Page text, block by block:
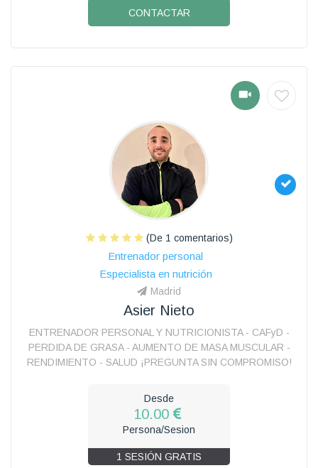
CONTACTAR
(De 1 comentarios)
Entrenador personal
Especialista en nutrición
Madrid
Asier Nieto
ENTRENADOR PERSONAL Y NUTRICIONISTA - CAFyD -
PERDIDA DE GRASA - AUMENTO DE MASA MUSCULAR -
RENDIMIENTO - SALUD ¡PREGUNTA SIN COMPROMISO!
Desde
10.00
Persona/Sesion
1 SESIÓN GRATIS